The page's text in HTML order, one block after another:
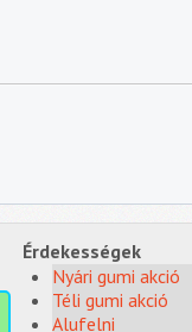
Érdekességek
Nyári gumi akció
Téli gumi akció
Alufelni